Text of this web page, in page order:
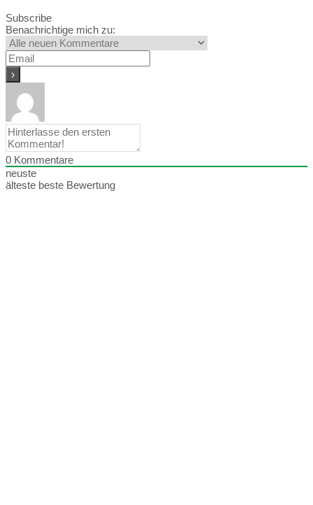
Subscribe
Benachrichtige mich zu:
0 Kommentare
neuste
älteste beste Bewertung